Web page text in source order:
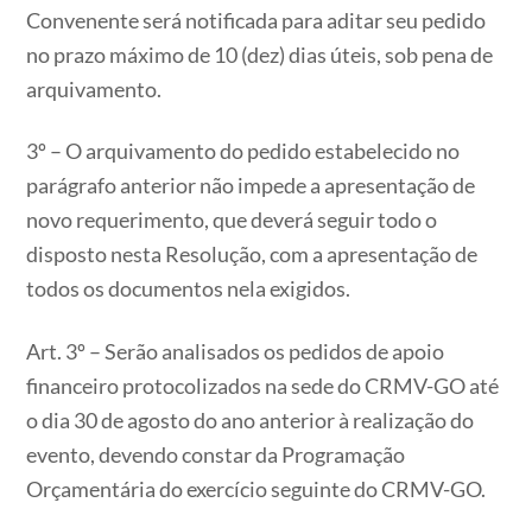
Convenente será notificada para aditar seu pedido
no prazo máximo de 10 (dez) dias úteis, sob pena de
arquivamento.
3º – O arquivamento do pedido estabelecido no
parágrafo anterior não impede a apresentação de
novo requerimento, que deverá seguir todo o
disposto nesta Resolução, com a apresentação de
todos os documentos nela exigidos.
Art. 3º – Serão analisados os pedidos de apoio
financeiro protocolizados na sede do CRMV-GO até
o dia 30 de agosto do ano anterior à realização do
evento, devendo constar da Programação
Orçamentária do exercício seguinte do CRMV-GO.